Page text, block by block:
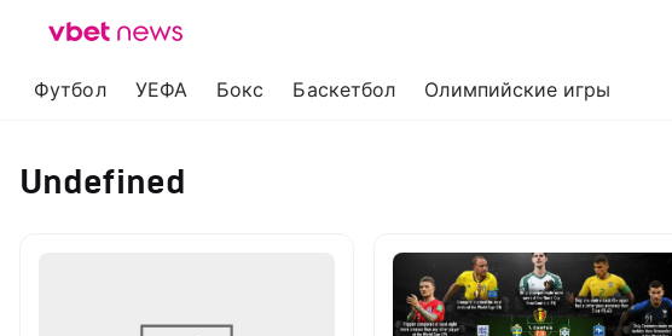
Футбол УЕФА Бокс Баскетбол Олимпийские игры
Undefined